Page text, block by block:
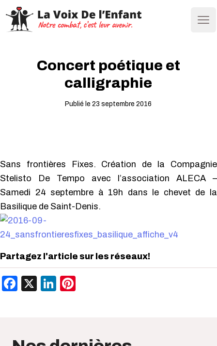
Concert poétique et
calligraphie
Publié le 23 septembre 2016
Sans frontières Fixes. Création de la Compagnie
Stelisto De Tempo avec l’association ALECA –
Samedi 24 septembre à 19h dans le chevet de la
Basilique de Saint-Denis.
Partagez l'article sur les réseaux!
Facebook
X LinkedIn